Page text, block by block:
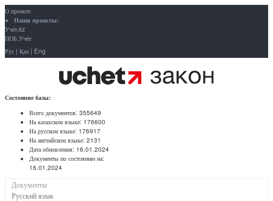
О проекте
Наши проекты:
Учёт.kz
ПОБ.Учёт
Рус | Қаз | Eng
Состояние базы:
Всего документов: 355649
На казахском языке: 176600
На русском языке: 176917
На английском языке: 2131
Дата обновления: 16.01.2024
Документы по состоянию на:
16.01.2024
Документы
Русский язык